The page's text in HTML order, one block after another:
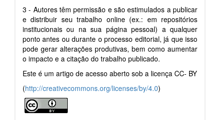
3 - Autores têm permissão e são estimulados a publicar
e distribuir seu trabalho online (ex.: em repositórios
institucionais ou na sua página pessoal) a qualquer
ponto antes ou durante o processo editorial, já que isso
pode gerar alterações produtivas, bem como aumentar
o impacto e a citação do trabalho publicado.
Este é um artigo de acesso aberto sob a licença CC- BY
(http://creativecommons.org/licenses/by/4.0)